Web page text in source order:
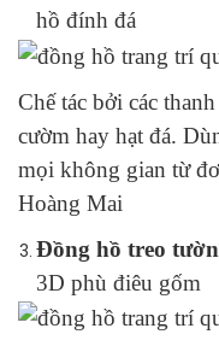
hồ đính đá
Chế tác bởi các
cườm hay hạt đá.
mọi không gian từ
Hoàng Mai
Đồng hồ treo
3D phù điêu gốm